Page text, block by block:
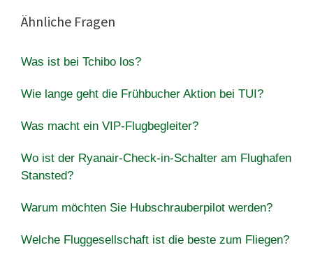
Ähnliche Fragen
Was ist bei Tchibo los?
Wie lange geht die Frühbucher Aktion bei TUI?
Was macht ein VIP-Flugbegleiter?
Wo ist der Ryanair-Check-in-Schalter am Flughafen
Stansted?
Warum möchten Sie Hubschrauberpilot werden?
Welche Fluggesellschaft ist die beste zum Fliegen?